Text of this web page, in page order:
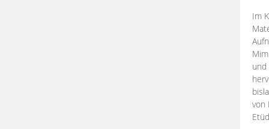
Im
und
von